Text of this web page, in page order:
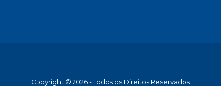
Copyright © 2026 - Todos os Direitos Reservados